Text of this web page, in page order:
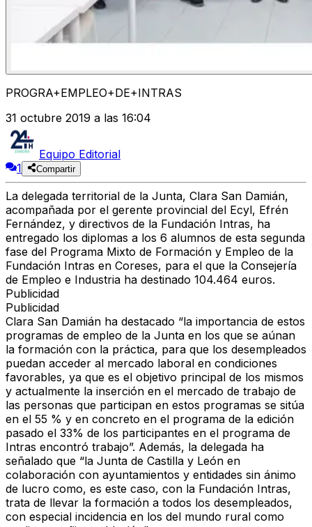
PROGRA+EMPLEO+DE+INTRAS
31 octubre 2019 a las 16:04
Equipo Editorial
1
Compartir
La delegada territorial de la Junta, Clara San Damián,
acompañada por el gerente provincial del Ecyl, Efrén
Fernández, y directivos de la Fundación Intras, ha
entregado los diplomas a los 6 alumnos de esta segunda
fase del Programa Mixto de Formación y Empleo de la
Fundación Intras en Coreses, para el que la Consejería
de Empleo e Industria ha destinado 104.464 euros.
Publicidad
Publicidad
Clara San Damián ha destacado “la importancia de estos
programas de empleo de la Junta en los que se aúnan
la formación con la práctica, para que los desempleados
puedan acceder al mercado laboral en condiciones
favorables, ya que es el objetivo principal de los mismos
y actualmente la inserción en el mercado de trabajo de
las personas que participan en estos programas se sitúa
en el 55 % y en concreto en el programa de la edición
pasado el 33% de los participantes en el programa de
Intras encontró trabajo”. Además, la delegada ha
señalado que “la Junta de Castilla y León en
colaboración con ayuntamientos y entidades sin ánimo
de lucro como, es este caso, con la Fundación Intras,
trata de llevar la formación a todos los desempleados,
con especial incidencia en los del mundo rural como